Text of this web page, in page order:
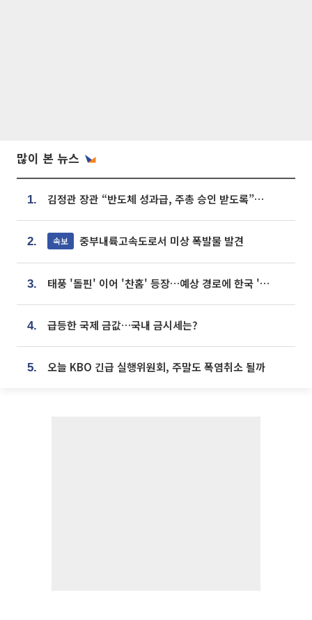
많이 본 뉴스
1. 김정관 장관 “반도체 성과급, 주총 승인 받도록”…상법·자본시장법 개정 시사
2. 속보 중부내륙고속도로서 미상 폭발물 발견
3. 태풍 '돌핀' 이어 '찬홈' 등장…예상 경로에 한국 '한숨'
4. 급등한 국제 금값…국내 금시세는?
5. 오늘 KBO 긴급 실행위원회, 주말도 폭염취소 될까